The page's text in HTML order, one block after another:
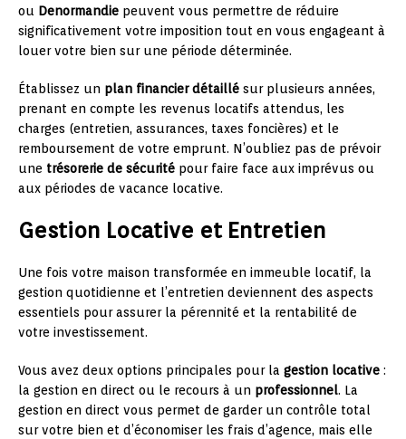
ou Denormandie peuvent vous permettre de réduire
significativement votre imposition tout en vous engageant à
louer votre bien sur une période déterminée.
Établissez un plan financier détaillé sur plusieurs années,
prenant en compte les revenus locatifs attendus, les
charges (entretien, assurances, taxes foncières) et le
remboursement de votre emprunt. N’oubliez pas de prévoir
une trésorerie de sécurité pour faire face aux imprévus ou
aux périodes de vacance locative.
Gestion Locative et Entretien
Une fois votre maison transformée en immeuble locatif, la
gestion quotidienne et l’entretien deviennent des aspects
essentiels pour assurer la pérennité et la rentabilité de
votre investissement.
Vous avez deux options principales pour la gestion locative :
la gestion en direct ou le recours à un professionnel. La
gestion en direct vous permet de garder un contrôle total
sur votre bien et d’économiser les frais d’agence, mais elle